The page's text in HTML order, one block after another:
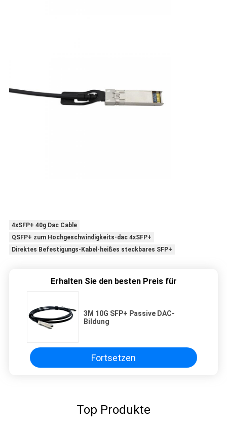
4xSFP+ 40g Dac Cable
QSFP+ zum Hochgeschwindigkeits-dac 4xSFP+
Direktes Befestigungs-Kabel-heißes steckbares SFP+
Erhalten Sie den besten Preis für
3M 10G SFP+ Passive DAC-
Bildung
Fortsetzen
Top Produkte